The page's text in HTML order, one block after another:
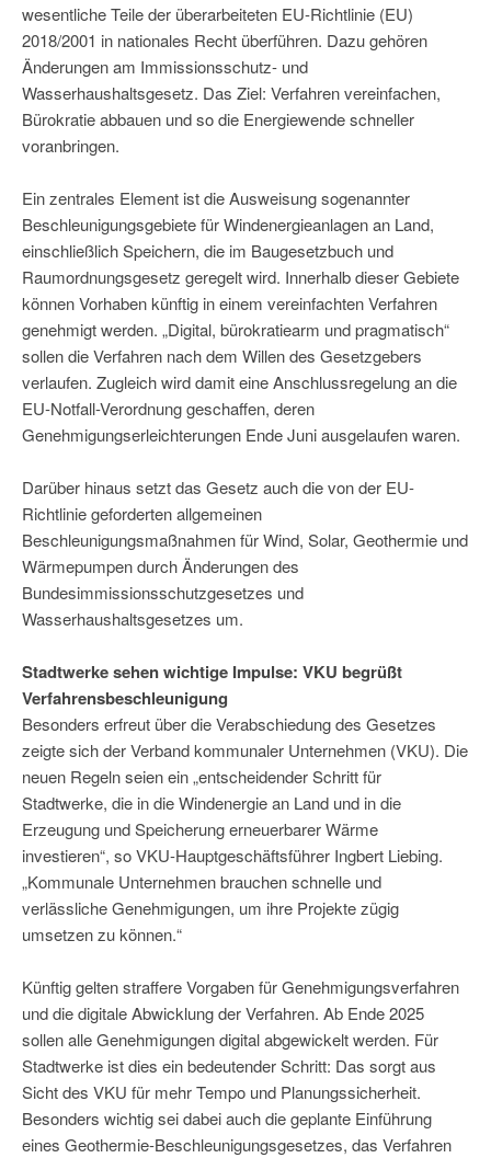
wesentliche Teile der überarbeiteten EU-Richtlinie (EU)
2018/2001 in nationales Recht überführen. Dazu gehören
Änderungen am Immissionsschutz- und
Wasserhaushaltsgesetz. Das Ziel: Verfahren vereinfachen,
Bürokratie abbauen und so die Energiewende schneller
voranbringen.
Ein zentrales Element ist die Ausweisung sogenannter
Beschleunigungsgebiete für Windenergieanlagen an Land,
einschließlich Speichern, die im Baugesetzbuch und
Raumordnungsgesetz geregelt wird. Innerhalb dieser Gebiete
können Vorhaben künftig in einem vereinfachten Verfahren
genehmigt werden. „Digital, bürokratiearm und pragmatisch“
sollen die Verfahren nach dem Willen des Gesetzgebers
verlaufen. Zugleich wird damit eine Anschlussregelung an die
EU-Notfall-Verordnung geschaffen, deren
Genehmigungserleichterungen Ende Juni ausgelaufen waren.
Darüber hinaus setzt das Gesetz auch die von der EU-
Richtlinie geforderten allgemeinen
Beschleunigungsmaßnahmen für Wind, Solar, Geothermie und
Wärmepumpen durch Änderungen des
Bundesimmissionsschutzgesetzes und
Wasserhaushaltsgesetzes um.
Stadtwerke sehen wichtige Impulse: VKU begrüßt
Verfahrensbeschleunigung
Besonders erfreut über die Verabschiedung des Gesetzes
zeigte sich der Verband kommunaler Unternehmen (VKU). Die
neuen Regeln seien ein „entscheidender Schritt für
Stadtwerke, die in die Windenergie an Land und in die
Erzeugung und Speicherung erneuerbarer Wärme
investieren“, so VKU-Hauptgeschäftsführer Ingbert Liebing.
„Kommunale Unternehmen brauchen schnelle und
verlässliche Genehmigungen, um ihre Projekte zügig
umsetzen zu können.“
Künftig gelten straffere Vorgaben für Genehmigungsverfahren
und die digitale Abwicklung der Verfahren. Ab Ende 2025
sollen alle Genehmigungen digital abgewickelt werden. Für
Stadtwerke ist dies ein bedeutender Schritt: Das sorgt aus
Sicht des VKU für mehr Tempo und Planungssicherheit.
Besonders wichtig sei dabei auch die geplante Einführung
eines Geothermie-Beschleunigungsgesetzes, das Verfahren